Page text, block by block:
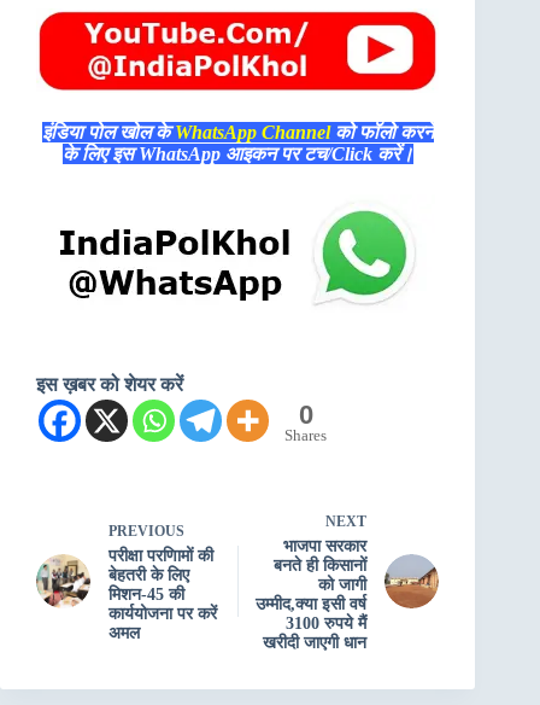
इंडिया पोल खोल केWhatsApp Channelको फॉलो करने
के लिए इस WhatsApp आइकन पर टच/Click करें।
इस ख़बर को शेयर करें
0
Shares
PREVIOUS
परीक्षा परणिामों की
बेहतरी के लिए
मिशन-45 की
कार्ययोजना पर करें
अमल
NEXT
भाजपा सरकार
बनते ही किसानों
को जागी
उम्मीद,क्या इसी वर्ष
3100 रुपये मैं
खरीदी जाएगी धान